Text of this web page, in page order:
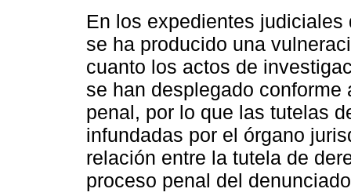
En los expedientes
se ha producido una
cuanto los actos de
se han desplegado
penal, por lo que las tutelas
infundadas por el órgano
relación entre la tutela de
proceso penal del